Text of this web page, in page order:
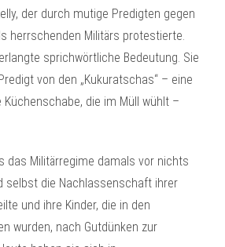
der durch mutige Predigten gegen
herrschenden Militärs protestierte.
sprichwörtliche Bedeutung. Sie
von den „Kukuratschas“ – eine
die im Müll wühlt –
das Militärregime damals vor nichts
selbst die Nachlassenschaft ihrer
und ihre Kinder, die in den
wurden, nach Gutdünken zur